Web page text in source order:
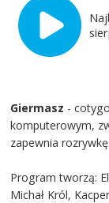
Giermasz -
komputerowym,
zapewnia
Program tworzą:
Michał Król,